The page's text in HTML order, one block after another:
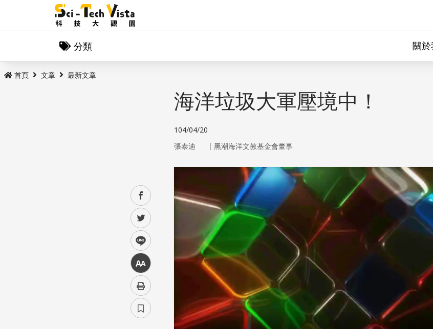
分類 關於
首頁 文章 最新文章
facebook
twitter
line
中
海洋垃圾大軍壓境中！
104/04/20
張泰迪 ｜ 黑潮海洋文教基金會董事